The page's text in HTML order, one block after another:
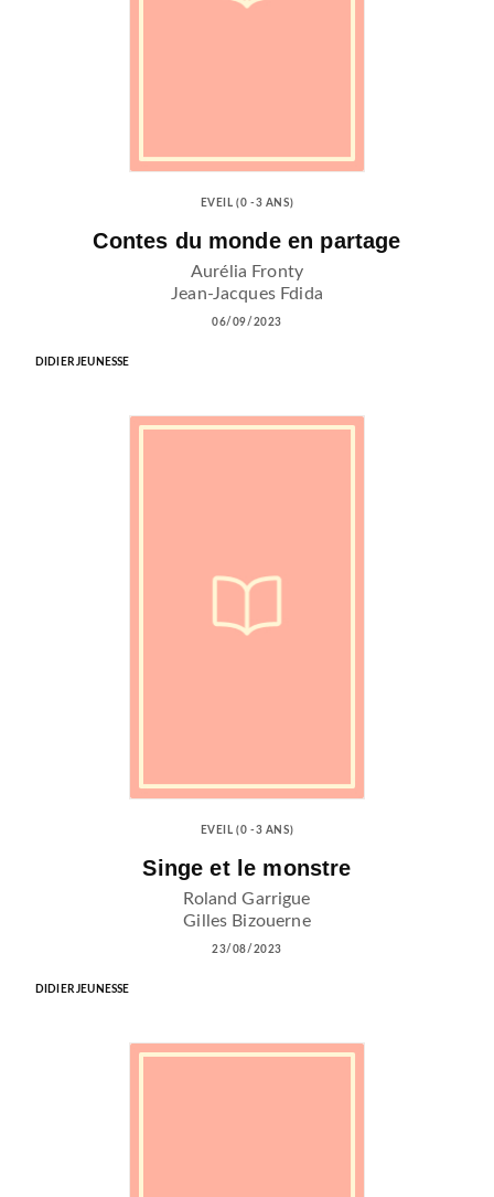
EVEIL (0 -3 ANS)
Contes du monde en partage
Aurélia Fronty
Jean-Jacques Fdida
06/09/2023
DIDIER JEUNESSE
EVEIL (0 -3 ANS)
Singe et le monstre
Roland Garrigue
Gilles Bizouerne
23/08/2023
DIDIER JEUNESSE